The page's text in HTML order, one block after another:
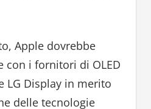
Apple dovrebbe
con i fornitori di OLED
LG Display in merito
delle tecnologie